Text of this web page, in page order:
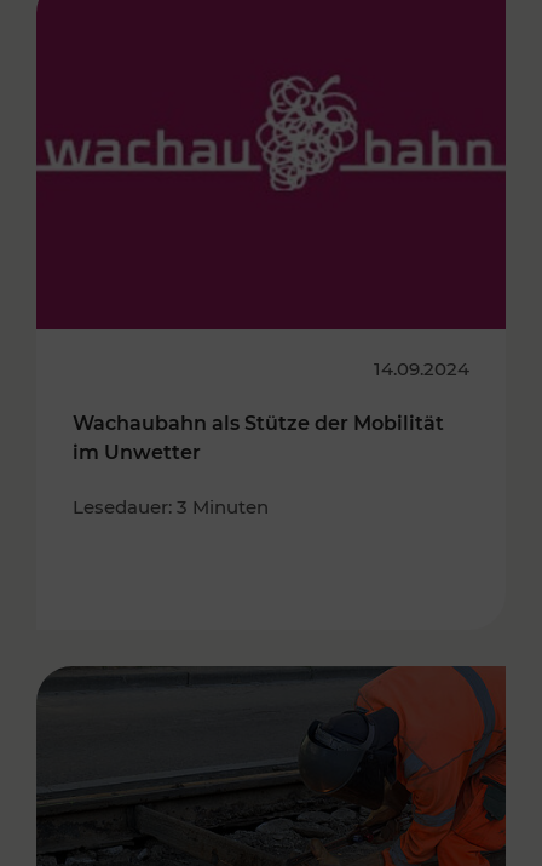
14.09.2024
Wachaubahn als Stütze der Mobilität
im Unwetter
Lesedauer: 3 Minuten